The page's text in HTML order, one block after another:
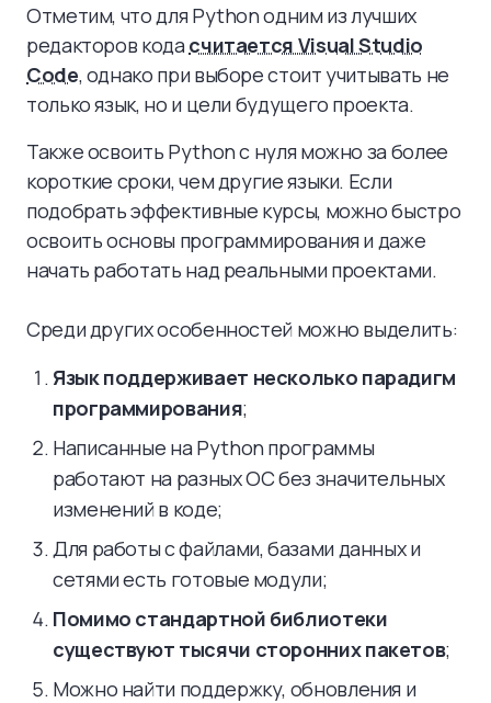
Отметим, что для Python одним из лучших
редакторов кодасчитается Visual Studio
Code, однако при выборе стоит учитывать не
только язык, но и цели будущего проекта.
Также освоить Python с нуля можно за более
короткие сроки, чем другие языки. Если
подобрать эффективные курсы, можно быстро
освоить основы программирования и даже
начать работать над реальными проектами.
Среди других особенностей можно выделить:
Язык поддерживает несколько парадигм
программирования;
Написанные на Python программы
работают на разных ОС без значительных
изменений в коде;
Для работы с файлами, базами данных и
сетями есть готовые модули;
Помимо стандартной библиотеки
существуют тысячи сторонних пакетов;
Можно найти поддержку, обновления и